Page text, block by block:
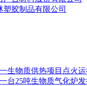
塑胶制品有限公司
生物质供热项目点火
台25吨生物质气化炉